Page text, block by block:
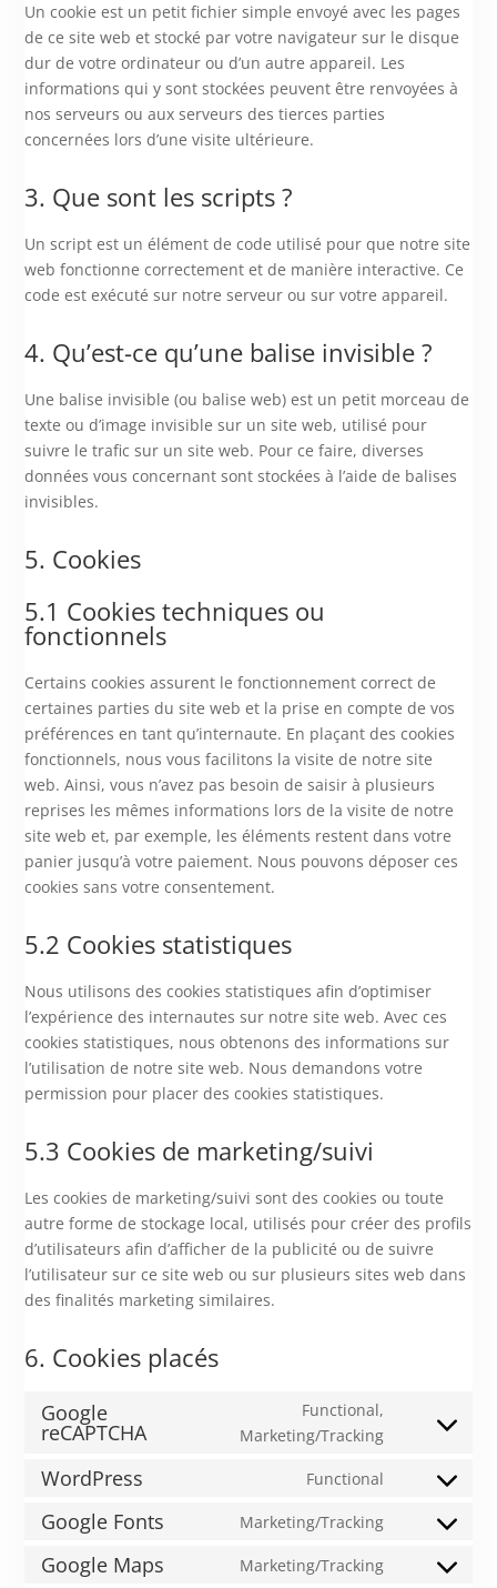
Un cookie est un petit fichier simple envoyé avec les pages
de ce site web et stocké par votre navigateur sur le disque
dur de votre ordinateur ou d’un autre appareil. Les
informations qui y sont stockées peuvent être renvoyées à
nos serveurs ou aux serveurs des tierces parties
concernées lors d’une visite ultérieure.
3. Que sont les scripts ?
Un script est un élément de code utilisé pour que notre site
web fonctionne correctement et de manière interactive. Ce
code est exécuté sur notre serveur ou sur votre appareil.
4. Qu’est-ce qu’une balise invisible ?
Une balise invisible (ou balise web) est un petit morceau de
texte ou d’image invisible sur un site web, utilisé pour
suivre le trafic sur un site web. Pour ce faire, diverses
données vous concernant sont stockées à l’aide de balises
invisibles.
5. Cookies
5.1 Cookies techniques ou
fonctionnels
Certains cookies assurent le fonctionnement correct de
certaines parties du site web et la prise en compte de vos
préférences en tant qu’internaute. En plaçant des cookies
fonctionnels, nous vous facilitons la visite de notre site
web. Ainsi, vous n’avez pas besoin de saisir à plusieurs
reprises les mêmes informations lors de la visite de notre
site web et, par exemple, les éléments restent dans votre
panier jusqu’à votre paiement. Nous pouvons déposer ces
cookies sans votre consentement.
5.2 Cookies statistiques
Nous utilisons des cookies statistiques afin d’optimiser
l’expérience des internautes sur notre site web. Avec ces
cookies statistiques, nous obtenons des informations sur
l’utilisation de notre site web. Nous demandons votre
permission pour placer des cookies statistiques.
5.3 Cookies de marketing/suivi
Les cookies de marketing/suivi sont des cookies ou toute
autre forme de stockage local, utilisés pour créer des profils
d’utilisateurs afin d’afficher de la publicité ou de suivre
l’utilisateur sur ce site web ou sur plusieurs sites web dans
des finalités marketing similaires.
6. Cookies placés
Google
reCAPTCHA
Functional,
Marketing/Tracking
Consent
service
recaptcha
WordPress Functional
Consent
wordpress
Google Fonts Marketing/Tracking
Consent
Google Maps Marketing/Tracking
Consent